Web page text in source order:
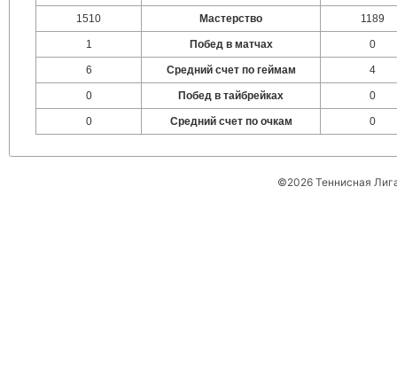
1510 Мастерство 1189
1 Побед в матчах 0
6 Средний счет по геймам 4
0 Побед в тайбрейках 0
0 Средний счет по очкам 0
©2026 Теннисная